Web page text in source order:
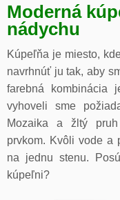
Moderná
nádychu
Kúpeľňa je miesto,
navrhnúť ju tak, aby
farebná kombinácia
vyhoveli sme
Mozaika a žltý
prvkom. Kvôli vode a
na jednu stenu.
kúpeľni?